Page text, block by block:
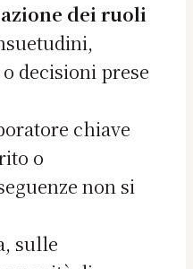
dei ruoli
decisioni prese
chiave
o
non si
sulle